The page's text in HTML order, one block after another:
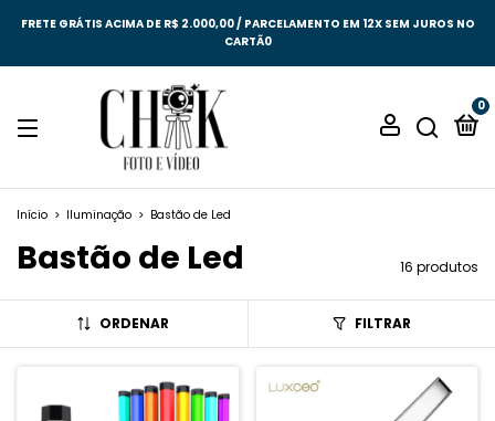
FRETE GRÁTIS ACIMA DE R$ 2.000,00 / PARCELAMENTO EM 12X SEM JUROS NO
CARTÃ0
0
Início > Iluminação > Bastão de Led
Bastão de Led 16 produtos
ORDENAR FILTRAR